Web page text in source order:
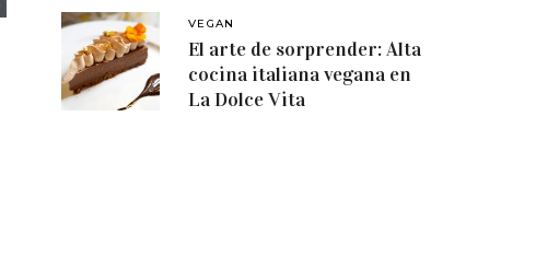
VEGAN
El arte de sorprender: Alta
cocina italiana vegana en
La Dolce Vita